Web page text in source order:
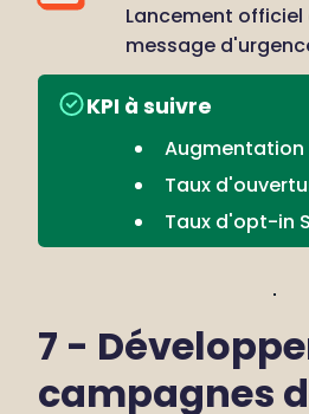
Lancement
message
KPI à suivre
Augmentation
Taux
Taux d'opt-in
7 -
campagnes